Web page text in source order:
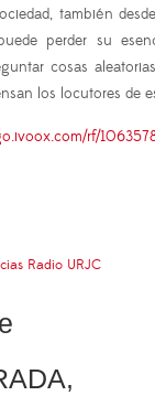
también
perder su
cosas
los locutores de
rf/
Radio URJC